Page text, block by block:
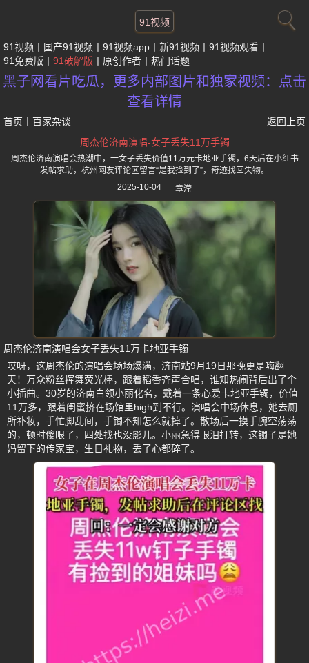
91视频
91视频 国产91视频 91视频app 新91视频
91视频观看
91免费版
91破解版 原创作者 热门话题
黑子网看片吃瓜，更多内部图片和独家视频：点击
查看详情
首页 百家杂谈
返回上页
周杰伦济南演唱-女子丢失11万手镯
周杰伦济南演唱会热潮中，一女子丢失价值11万元卡地亚手镯，6天后在小红书
发帖求助，杭州网友评论区留言“是我捡到了”，奇迹找回失物。
2025-10-04
章滢
周杰伦济南演唱会女子丢失11万卡地亚手镯
哎呀，这周杰伦的演唱会场场爆满，济南站9月19日那晚更是嗨翻
天！万众粉丝挥舞荧光棒，跟着稻香齐声合唱，谁知热闹背后出了个
小插曲。30岁的济南白领小丽化名，戴着一条心爱卡地亚手镯，价值
11万多，跟着闺蜜挤在场馆里high到不行。演唱会中场休息，她去厕
所补妆，手忙脚乱间，手镯不知怎么就掉了。散场后一摸手腕空荡荡
的，顿时傻眼了，四处找也没影儿。小丽急得眼泪打转，这镯子是她
妈留下的传家宝，生日礼物，丢了心都碎了。